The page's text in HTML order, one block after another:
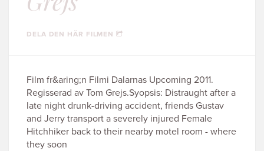
DELA DEN HÄR FILMEN
Film fr&aring;n Filmi Dalarnas Upcoming 2011.
Regisserad av Tom Grejs.Syopsis: Distraught after a
late night drunk-driving accident, friends Gustav
and Jerry transport a severely injured Female
Hitchhiker back to their nearby motel room - where
they soon